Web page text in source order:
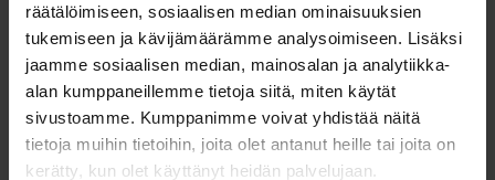
räätälöimiseen, sosiaalisen median ominaisuuksien
tukemiseen ja kävijämäärämme analysoimiseen. Lisäksi
jaamme sosiaalisen median, mainosalan ja analytiikka-
alan kumppaneillemme tietoja siitä, miten käytät
sivustoamme. Kumppanimme voivat yhdistää näitä
tietoja muihin tietoihin, joita olet antanut heille tai joita on
kerätty, kun olet käyttänyt heidän palvelujaan.
– Tässä tullaan siihen haastavaan kohtaan. Taloyhtiön intressi on
välttää uhkasakot ja lopettaa sen tiloissa tapahtuva kielletty toiminta.
Taloyhtiön kannattaa dokumentoida osakkaan kanssa käydyt
neuvottelut toiminnan lopettamiseksi. Taloyhtiön tulee omalla
riskillään arvioida, onko hallintaan otolle painavat perusteet vaikkei
toiminnasta syntyisi häiriötä, kertoo lakiasiantuntijaSara Rintamo
Isännöintiliitosta.